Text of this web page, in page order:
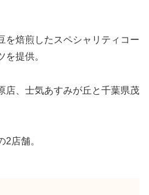
を焙煎したスペシャリティコー
を提供。
店、士気あすみが丘と千葉県茂
店舗。